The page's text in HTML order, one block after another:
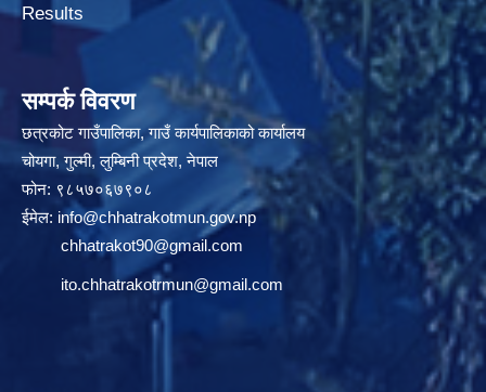
Results
सम्पर्क विवरण
छत्रकोट गाउँपालिका, गाउँ कार्यपालिकाको कार्यालय
चोयगा, गुल्मी, लुम्बिनी प्रदेश, नेपाल
फोन: ९८५७०६७९०८
ईमेल: info@chhatrakotmun.gov.np
chhatrakot90@gmail.com
ito.chhatrakotrmun@gmail.com